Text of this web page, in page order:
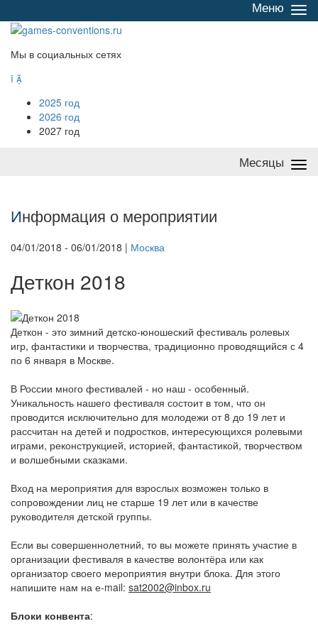
/
Меню
Мы в социальных сетях
 
2025 год
2026 год
2027 год
Месяцы
Информация о мероприятии
04/01/2018 - 06/01/2018 | Москва
Деткон 2018
Деткон - это зимний детско-юношеский фестиваль ролевых
игр, фантастики и творчества, традиционно проводящийся с 4
по 6 января в Москве.
В России много фестивалей - но наш - особенный.
Уникальность нашего фестиваля состоит в том, что он
проводится исключительно для молодежи от 8 до 19 лет и
рассчитан на детей и подростков, интересующихся ролевыми
играми, реконструкцией, историей, фантастикой, творчеством
и волшебными сказками.
Вход на мероприятия для взрослых возможен только в
сопровождении лиц не старше 19 лет или в качестве
руководителя детской группы.
Если вы совершеннолетний, то вы можете принять участие в
организации фестиваля в качестве волонтёра или как
организатор своего мероприятия внутри блока. Для этого
напишите нам на е-mail: sat2002@inbox.ru
Блоки конвента: